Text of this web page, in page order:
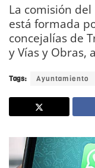
La comisión
está formada
concejalías de
y Vías y Obras,
Tags: Ayuntamiento